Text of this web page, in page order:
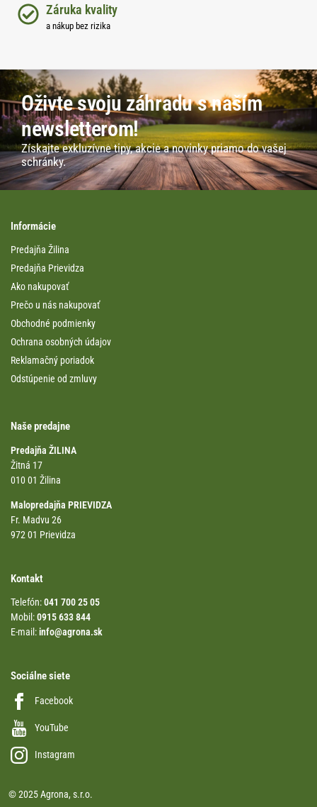
Záruka kvality
a nákup bez rizika
Oživte svoju záhradu s naším
newsletterom!
Získajte exkluzívne tipy, akcie a novinky priamo do vašej
schránky.
Informácie
Predajňa Žilina
Predajňa Prievidza
Ako nakupovať
Prečo u nás nakupovať
Obchodné podmienky
Ochrana osobných údajov
Reklamačný poriadok
Odstúpenie od zmluvy
Naše predajne
Predajňa ŽILINA
Žitná 17
010 01 Žilina
Malopredajňa PRIEVIDZA
Fr. Madvu 26
972 01 Prievidza
Kontakt
Telefón:041 700 25 05
Mobil:0915 633 844
E-mail:info@agrona.sk
Sociálne siete
Facebook
YouTube
Instagram
© 2025 Agrona, s.r.o.